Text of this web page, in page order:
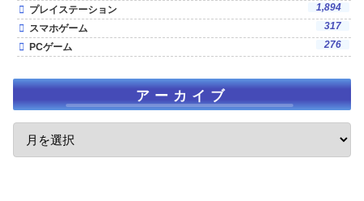
プレイステーション
1,894
スマホゲーム
317
PCゲーム
276
アーカイブ